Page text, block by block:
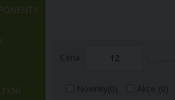
Cena
Novinky(0) Akce (0)